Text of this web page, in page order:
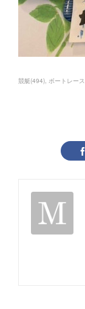
競艇(494) ボートレース